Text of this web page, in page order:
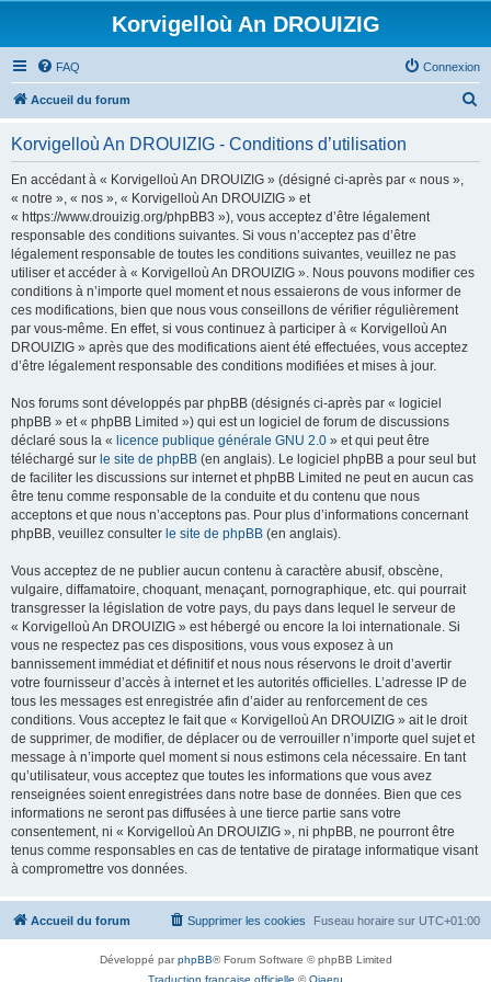
Korvigelloù An DROUIZIG
FAQ Connexion
Accueil du forum
Korvigelloù An DROUIZIG - Conditions d’utilisation
En accédant à « Korvigelloù An DROUIZIG » (désigné ci-après par « nous »,
« notre », « nos », « Korvigelloù An DROUIZIG » et
« https://www.drouizig.org/phpBB3 »), vous acceptez d’être légalement
responsable des conditions suivantes. Si vous n’acceptez pas d’être
légalement responsable de toutes les conditions suivantes, veuillez ne pas
utiliser et accéder à « Korvigelloù An DROUIZIG ». Nous pouvons modifier ces
conditions à n’importe quel moment et nous essaierons de vous informer de
ces modifications, bien que nous vous conseillons de vérifier régulièrement
par vous-même. En effet, si vous continuez à participer à « Korvigelloù An
DROUIZIG » après que des modifications aient été effectuées, vous acceptez
d’être légalement responsable des conditions modifiées et mises à jour.
Nos forums sont développés par phpBB (désignés ci-après par « logiciel
phpBB » et « phpBB Limited ») qui est un logiciel de forum de discussions
déclaré sous la « licence publique générale GNU 2.0 » et qui peut être
téléchargé sur le site de phpBB (en anglais). Le logiciel phpBB a pour seul but
de faciliter les discussions sur internet et phpBB Limited ne peut en aucun cas
être tenu comme responsable de la conduite et du contenu que nous
acceptons et que nous n’acceptons pas. Pour plus d’informations concernant
phpBB, veuillez consulter le site de phpBB (en anglais).
Vous acceptez de ne publier aucun contenu à caractère abusif, obscène,
vulgaire, diffamatoire, choquant, menaçant, pornographique, etc. qui pourrait
transgresser la législation de votre pays, du pays dans lequel le serveur de
« Korvigelloù An DROUIZIG » est hébergé ou encore la loi internationale. Si
vous ne respectez pas ces dispositions, vous vous exposez à un
bannissement immédiat et définitif et nous nous réservons le droit d’avertir
votre fournisseur d’accès à internet et les autorités officielles. L’adresse IP de
tous les messages est enregistrée afin d’aider au renforcement de ces
conditions. Vous acceptez le fait que « Korvigelloù An DROUIZIG » ait le droit
de supprimer, de modifier, de déplacer ou de verrouiller n’importe quel sujet et
message à n’importe quel moment si nous estimons cela nécessaire. En tant
qu’utilisateur, vous acceptez que toutes les informations que vous avez
renseignées soient enregistrées dans notre base de données. Bien que ces
informations ne seront pas diffusées à une tierce partie sans votre
consentement, ni « Korvigelloù An DROUIZIG », ni phpBB, ne pourront être
tenus comme responsables en cas de tentative de piratage informatique visant
à compromettre vos données.
Accueil du forum Fuseau horaire sur UTC+01:00
Supprimer les cookies
Développé parphpBB® Forum Software © phpBB Limited
Traduction française officielle ©Qiaeru